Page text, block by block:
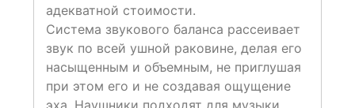
адекватной стоимости.
Система звукового баланса рассеивает
звук по всей ушной раковине, делая его
насыщенным и объемным, не приглушая
при этом его и не создавая ощущение
эха. Наушники подходят для музыки